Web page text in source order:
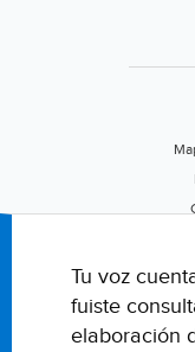
Tu voz
fuiste
elaboración